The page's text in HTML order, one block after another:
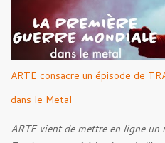
s
ARTE consacre un épisode de
dans le Metal
ARTE vient de mettre en ligne